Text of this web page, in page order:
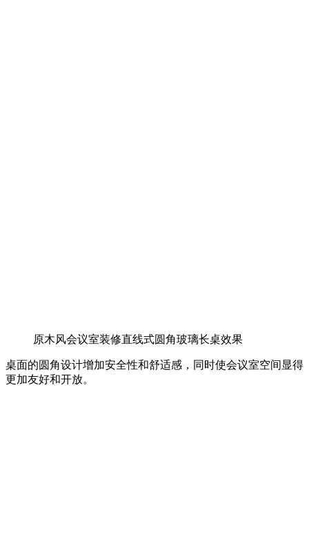
原木风会议室装修直线式圆角玻璃长桌效果
桌面的圆角设计增加安全性和舒适感，同时使会议室空间显得
更加友好和开放。